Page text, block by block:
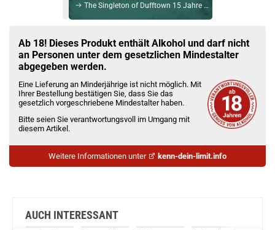
The Singleton of Dufftown 15 Jahre Single Malt Scotch Whisky 40% Vol. 700ml
Check das mal!
Michter's Shenk's Homestead Sour Mash 2024 Whiskey 45,6% Vol. 700ml
Du willst Kröten sparen?
Schau mal hier!
Vaptio Pado Pod System Kit Blau
Ab 18! Dieses Produkt enthält Alkohol und darf nicht
an Personen unter dem gesetzlichen Mindestalter
abgegeben werden.
Eine Lieferung an Minderjährige ist nicht möglich. Mit
Ihrer Bestellung bestätigen Sie, dass Sie das
gesetzlich vorgeschriebene Mindestalter haben.
Bitte seien Sie verantwortungsvoll im Umgang mit
diesem Artikel.
Weitere Informationen unter kenn-dein-limit.info
AUCH INTERESSANT